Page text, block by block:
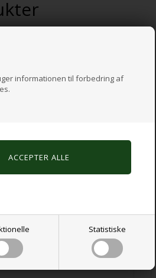
informationen til forbedring af
Statistiske
perler, farverige